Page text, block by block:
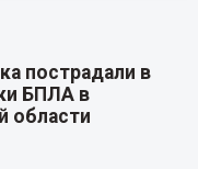
пострадали в
БПЛА в
области